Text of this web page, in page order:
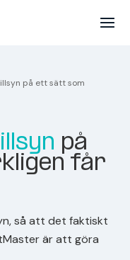
på ett sätt som
på
får
så att det faktiskt
är att göra